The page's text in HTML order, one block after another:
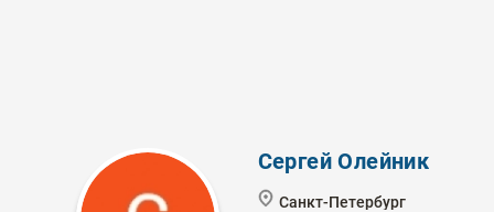
Сергей Олейник
Санкт-Петербург